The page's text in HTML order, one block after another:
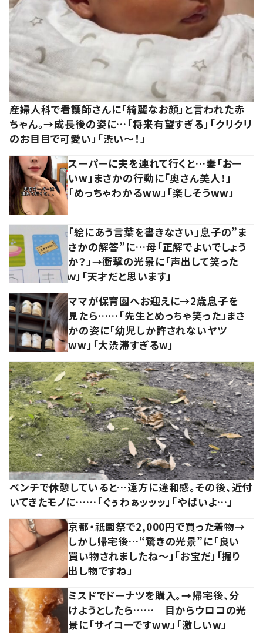
産婦人科で看護師さんに「綺麗なお顔」と言われた赤
ちゃん。→成長後の姿に…「将来有望すぎる」「クリクリ
のお目目で可愛い」「渋い～！」
スーパーに夫を連れて行くと…妻「おー
いw」まさかの行動に「奥さん美人！」
「めっちゃわかるww」「楽しそうww」
「絵にあう言葉を書きなさい」息子の”ま
さかの解答”に…母「正解でよいでしょう
か？」→衝撃の光景に「声出して笑った
ｗ」「天才だと思います」
ママが保育園へお迎えに→2歳息子を
見たら……「先生とめっちゃ笑った」まさ
かの姿に「幼児しか許されないヤツ
ww」「大渋滞すぎるw」
ベンチで休憩していると…遠方に違和感。その後、近付
いてきたモノに……「ぐぅわぁッッッ」「やばいよ…」
京都・祇園祭で2,000円で買った着物→
しかし帰宅後…“驚きの光景”に「良い
買い物されましたね～」「お宝だ」「掘り
出し物ですね」
ミスドでドーナツを購入。→帰宅後、分
けようとしたら…… 目からウロコの光
景に「サイコーですww」「激しいw」